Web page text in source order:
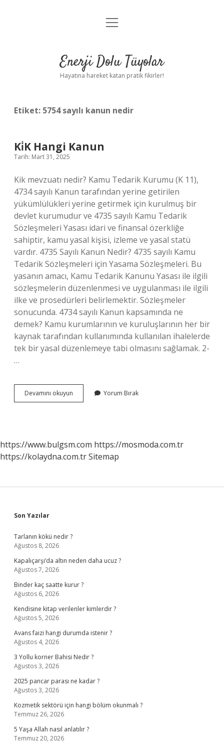
Anasayfa
Yasal Uyarı
menüyü
Enerji Dolu Tüyolar
Hayatına hareket katan pratik fikirler!
Etiket: 5754 sayılı kanun nedir
Ki̇K Hangi Kanun
Tarih: Mart 31, 2025
Kik mevzuatı nedir? Kamu Tedarik Kurumu (K 11),
4734 sayılı Kanun tarafından yerine getirilen
yükümlülükleri yerine getirmek için kurulmuş bir
devlet kurumudur ve 4735 sayılı Kamu Tedarik
Sözleşmeleri Yasası idari ve finansal özerkliğe
sahiptir, kamu yasal kişisi, izleme ve yasal statü
vardır. 4735 Sayılı Kanun Nedir? 4735 sayılı Kamu
Tedarik Sözleşmeleri için Yasama Sözleşmeleri. Bu
yasanın amacı, Kamu Tedarik Kanunu Yasası ile ilgili
sözleşmelerin düzenlenmesi ve uygulanması ile ilgili
ilke ve prosedürleri belirlemektir. Sözleşmeler
sonucunda. 4734 sayılı Kanun kapsamında ne
demek? Kamu kurumlarının ve kuruluşlarının her bir
kaynak tarafından kullanımında kullanılan ihalelerde
tek bir yasal düzenlemeye tabi olmasını sağlamak. 2-
…
Devamını okuyun
Hangi
Yorum Bırak
https://www.bulgsm.com https://mosmoda.com.tr
https://kolaydna.com.trSitemap
Sidebar
Son Yazılar
Tarlanın kökü nedir ?
Ağustos 8, 2026
Kapalıçarşı’da altın neden daha ucuz ?
Ağustos 7, 2026
Binder kaç saatte kurur ?
Ağustos 6, 2026
Kendisine kitap verilenler kimlerdir ?
Ağustos 5, 2026
Avans faizi hangi durumda istenir ?
Ağustos 4, 2026
3 Yollu korner Bahisi Nedir ?
Ağustos 3, 2026
2025 pancar parası ne kadar ?
Ağustos 3, 2026
Kozmetik sektörü için hangi bölüm okunmalı ?
Temmuz 26, 2026
5 Yaşa Allah nasıl anlatılır ?
Temmuz 20, 2026